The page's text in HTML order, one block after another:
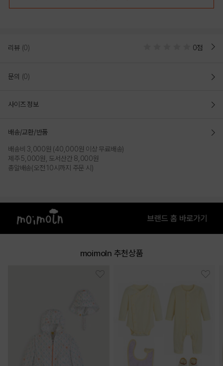
[모이몰른] 마이쉘쿨링나시우주복 [26 여름]
PRODUCT VIEW
리뷰 (0) 0점
문의 (0)
사이즈 정보
배송/교환/반품
배송비 3,000원 (40,000원 이상 무료배송)
제주 5,000원, 도서산간 8,000원
총알배송(오전 10시까지 주문 시)
moimoln 추천상품